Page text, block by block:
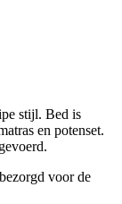
stijl. Bed is
en potenset.
voor de